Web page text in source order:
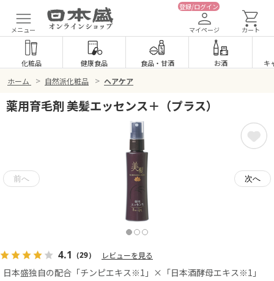
メニュー
登録/ログイン
マイページ カート
化粧品 健康食品 食品・ 甘酒 お酒 キ
ホーム > 自然派化粧品 > ヘアケア
薬用育毛剤 美髪エッセンス＋（プラス）
4.1 （29） レビューを見る
日本盛独自の配合「チンピエキス※1」×「日本酒酵母エキス※1」